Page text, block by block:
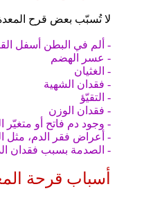
لا تُسبّب بعض قرح
- ألم في البطن أسفل
- عسر الهضم
- الغثيان
- فقدان الشهية
- التقيّؤ
- فقدان الوزن
- وجود دم فاتح أو متغيّر
- أعراض فقر الدم، مثل
- الصدمة بسبب فقدان
أسباب قرحة